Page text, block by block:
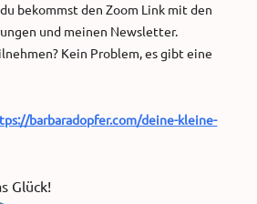
bekommst den Zoom Link mit den
und meinen Newsletter.
Kein Problem, es gibt eine
barbaradopfer.com/deine-kleine-
Glück!